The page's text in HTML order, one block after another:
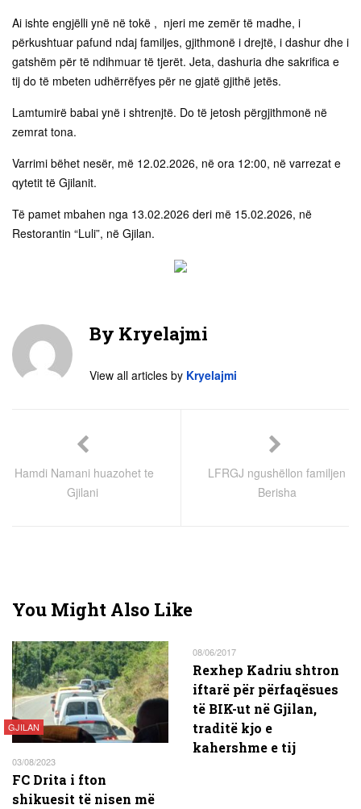
Ai ishte engjëlli ynë në tokë , njeri me zemër të madhe, i
përkushtuar pafund ndaj familjes, gjithmonë i drejtë, i dashur dhe i
gatshëm për të ndihmuar të tjerët. Jeta, dashuria dhe sakrifica e
tij do të mbeten udhërrëfyes për ne gjatë gjithë jetës.
Lamtumirë babai ynë i shtrenjtë. Do të jetosh përgjithmonë në
zemrat tona.
Varrimi bëhet nesër, më 12.02.2026, në ora 12:00, në varrezat e
qytetit të Gjilanit.
Të pamet mbahen nga 13.02.2026 deri më 15.02.2026, në
Restorantin “Luli”, në Gjilan.
By Kryelajmi
View all articles by Kryelajmi
Hamdi Namani huazohet te
Gjilani
LFRGJ ngushëllon familjen
Berisha
You Might Also Like
GJILAN
03/08/2023
FC Drita i fton
shikuesit të nisen më
08/06/2017
Rexhep Kadriu shtron
iftarë për përfaqësues
të BIK-ut në Gjilan,
traditë kjo e
kahershme e tij